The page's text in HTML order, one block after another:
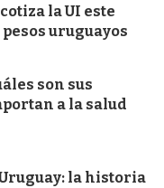
la UI este
pesos uruguayos
son sus
a la salud
la historia